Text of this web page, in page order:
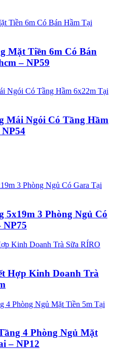
Mặt Tiền 6m Có Bán
– NP59
Mái Ngói Có Tầng Hầm
5x19m 3 Phòng Ngủ Có
NP75
Hợp Kinh Doanh Trà
4 Phòng Ngủ Mặt
– NP12